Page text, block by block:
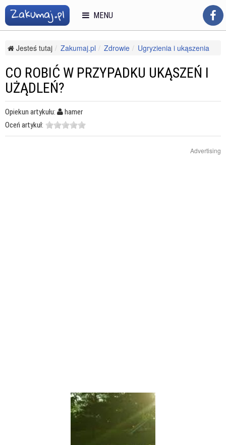
Jesteś tutaj Zakumaj.pl Zdrowie
Ugryzienia i ukąszenia
Co robić w przypadku ukąszeń i użądleń?
CO ROBIĆ W PRZYPADKU UKĄSZEŃ I
UŻĄDLEŃ?
Opiekun artykułu:
hamer
Oceń artykuł:
Advertising
MENU